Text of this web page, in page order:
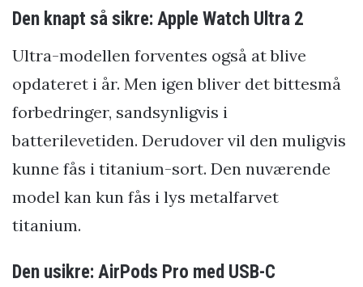
Den knapt så sikre: Apple Watch Ultra 2
Ultra-modellen forventes også at blive
opdateret i år. Men igen bliver det bittesmå
forbedringer, sandsynligvis i
batterilevetiden. Derudover vil den muligvis
kunne fås i titanium-sort. Den nuværende
model kan kun fås i lys metalfarvet
titanium.
Den usikre: AirPods Pro med USB-C